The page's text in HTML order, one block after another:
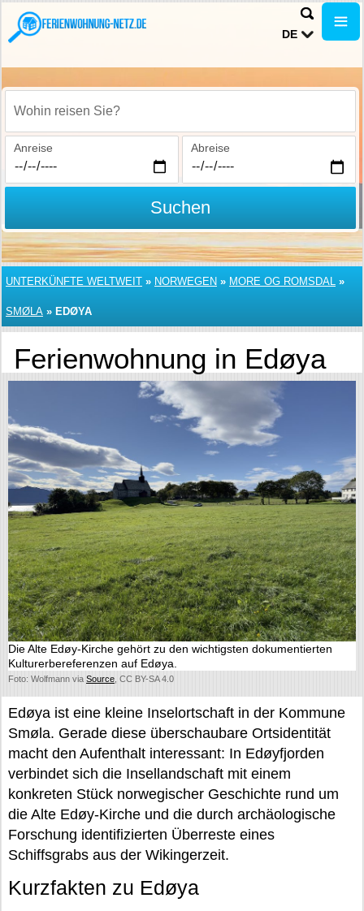
DE
Wohin reisen Sie?
Anreise Abreise
Suchen
UNTERKÜNFTE WELTWEIT » NORWEGEN » MORE OG ROMSDAL »
SMØLA » EDØYA
Ferienwohnung in Edøya
Die Alte Edøy-Kirche gehört zu den wichtigsten dokumentierten
Kulturerbereferenzen auf Edøya.
Foto: Wolfmann via Source , CC BY-SA 4.0
Edøya ist eine kleine Inselortschaft in der Kommune
Smøla. Gerade diese überschaubare Ortsidentität
macht den Aufenthalt interessant: In Edøyfjorden
verbindet sich die Insellandschaft mit einem
konkreten Stück norwegischer Geschichte rund um
die Alte Edøy-Kirche und die durch archäologische
Forschung identifizierten Überreste eines
Schiffsgrabs aus der Wikingerzeit.
Kurzfakten zu Edøya